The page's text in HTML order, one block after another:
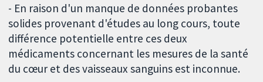
- En raison d'un manque de données probantes
solides provenant d'études au long cours, toute
différence potentielle entre ces deux
médicaments concernant les mesures de la santé
du cœur et des vaisseaux sanguins est inconnue.